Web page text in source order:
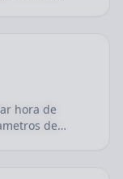
hora de
de